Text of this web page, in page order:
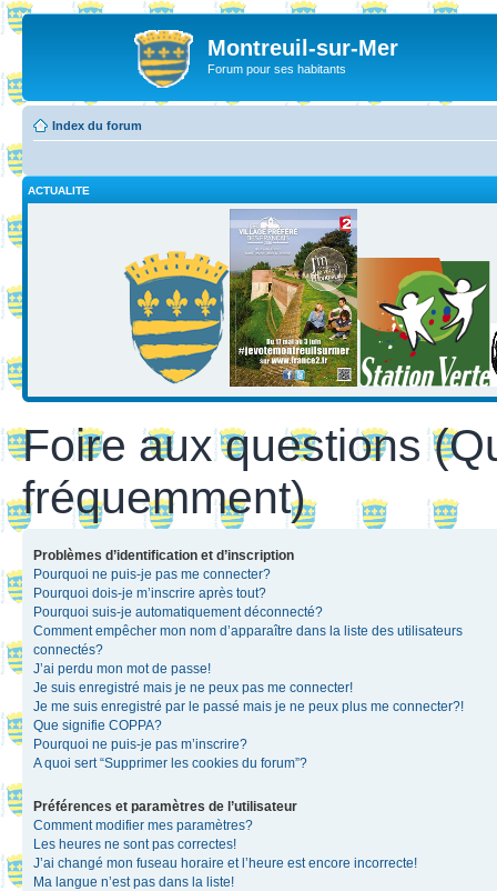
Montreuil-sur-Mer
Forum pour ses habitants
Index du forum
ACTUALITE
Foire aux questions
fréquemment)
Problèmes d’identification et d’inscription
Pourquoi ne puis-je pas me connecter?
Pourquoi dois-je m’inscrire après tout?
Pourquoi suis-je automatiquement déconnecté?
Comment empêcher mon nom d’apparaître dans la liste des utilisateurs
connectés?
J’ai perdu mon mot de passe!
Je suis enregistré mais je ne peux pas me connecter!
Je me suis enregistré par le passé mais je ne peux plus me connecter?!
Que signifie COPPA?
Pourquoi ne puis-je pas m’inscrire?
A quoi sert “Supprimer les cookies du forum”?
Préférences et paramètres de l’utilisateur
Comment modifier mes paramètres?
Les heures ne sont pas correctes!
J’ai changé mon fuseau horaire et l’heure est encore incorrecte!
Ma langue n’est pas dans la liste!